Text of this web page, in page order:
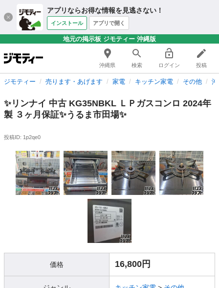
アプリならお得な情報を見逃さない！
インストール アプリで開く
地元の掲示板 ジモティー 沖縄版
沖縄県 検索 ログイン 投稿
ジモティー 売ります・あげます 家電 キッチン家電 その他
✨リンナイ 中古 KG35NBKL ＬＰガスコンロ 2024年
製 ３ヶ月保証✨うるま市田場✨
投稿ID: 1p2qe0
価格 16,800円